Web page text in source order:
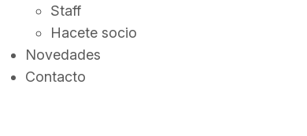
Staff
Hacete socio
Novedades
Contacto